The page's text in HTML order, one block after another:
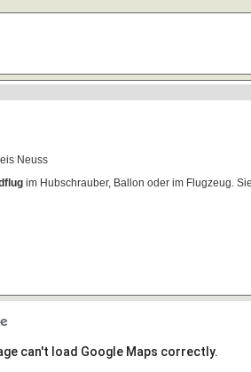
Neuss
im Hubschrauber, Ballon oder im Flugzeug.
can't load Google Maps correctly.